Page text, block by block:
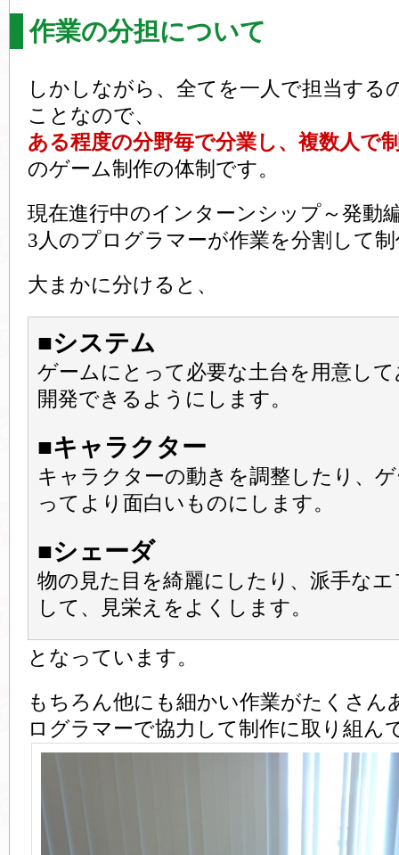
作業の分担について
しかしながら、全てを一人で担当する
ことなので、
ある程度の分野毎で分業し、複数人で
のゲーム制作の体制です。
現在進行中のインターンシップ～発動
3人のプログラマーが作業を分割して
大まかに分けると、
■システム
ゲームにとって必要な土台を用意し
開発できるようにします。
■キャラクター
キャラクターの動きを調整したり、
ってより面白いものにします。
■シェーダ
物の見た目を綺麗にしたり、派手な
して、見栄えをよくします。
となっています。
もちろん他にも細かい作業がたくさん
ログラマーで協力して制作に取り組ん